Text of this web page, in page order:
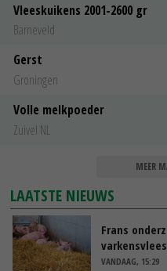
Vleeskuikens 2001-2600 gr
Barneveld
Gerst
Groningen
Volle melkpoeder
Zuivel NL
MEER
LAATSTE NIEUWS
Frans
VANDAAG, 15:29